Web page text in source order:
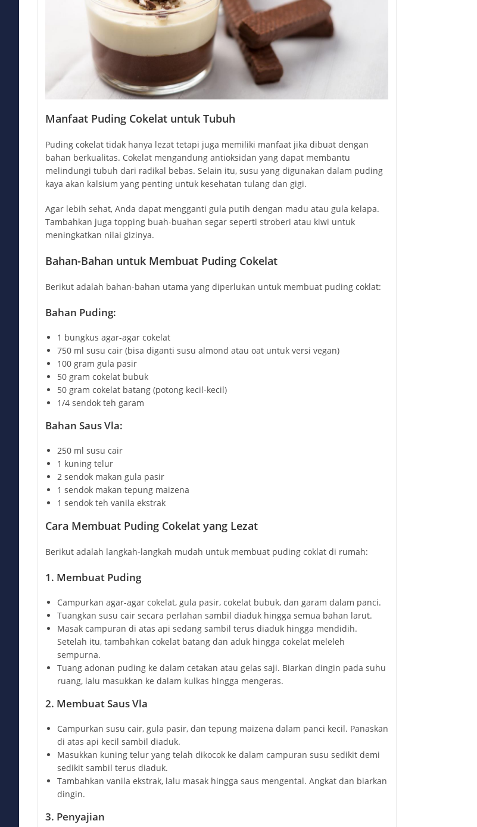
Manfaat Puding Cokelat untuk Tubuh
Puding cokelat tidak hanya lezat tetapi juga memiliki manfaat jika dibuat dengan
bahan berkualitas. Cokelat mengandung antioksidan yang dapat membantu
melindungi tubuh dari radikal bebas. Selain itu, susu yang digunakan dalam puding
kaya akan kalsium yang penting untuk kesehatan tulang dan gigi.
Agar lebih sehat, Anda dapat mengganti gula putih dengan madu atau gula kelapa.
Tambahkan juga topping buah-buahan segar seperti stroberi atau kiwi untuk
meningkatkan nilai gizinya.
Bahan-Bahan untuk Membuat Puding Cokelat
Berikut adalah bahan-bahan utama yang diperlukan untuk membuat puding coklat:
Bahan Puding:
1 bungkus agar-agar cokelat
750 ml susu cair (bisa diganti susu almond atau oat untuk versi vegan)
100 gram gula pasir
50 gram cokelat bubuk
50 gram cokelat batang (potong kecil-kecil)
1/4 sendok teh garam
Bahan Saus Vla:
250 ml susu cair
1 kuning telur
2 sendok makan gula pasir
1 sendok makan tepung maizena
1 sendok teh vanila ekstrak
Cara Membuat Puding Cokelat yang Lezat
Berikut adalah langkah-langkah mudah untuk membuat puding coklat di rumah:
1. Membuat Puding
Campurkan agar-agar cokelat, gula pasir, cokelat bubuk, dan garam dalam panci.
Tuangkan susu cair secara perlahan sambil diaduk hingga semua bahan larut.
Masak campuran di atas api sedang sambil terus diaduk hingga mendidih.
Setelah itu, tambahkan cokelat batang dan aduk hingga cokelat meleleh
sempurna.
Tuang adonan puding ke dalam cetakan atau gelas saji. Biarkan dingin pada suhu
ruang, lalu masukkan ke dalam kulkas hingga mengeras.
2. Membuat Saus Vla
Campurkan susu cair, gula pasir, dan tepung maizena dalam panci kecil. Panaskan
di atas api kecil sambil diaduk.
Masukkan kuning telur yang telah dikocok ke dalam campuran susu sedikit demi
sedikit sambil terus diaduk.
Tambahkan vanila ekstrak, lalu masak hingga saus mengental. Angkat dan biarkan
dingin.
3. Penyajian